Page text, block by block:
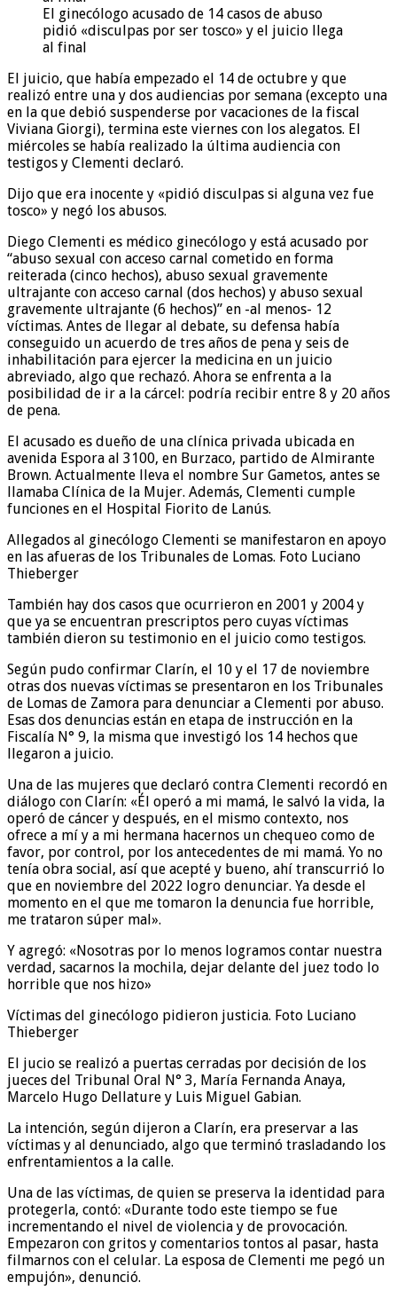
El ginecólogo acusado de 14 casos de abuso
pidió «disculpas por ser tosco» y el juicio llega
al final
El juicio, que había empezado el 14 de octubre y que
realizó entre una y dos audiencias por semana (excepto una
en la que debió suspenderse por vacaciones de la fiscal
Viviana Giorgi), termina este viernes con los alegatos. El
miércoles se había realizado la última audiencia con
testigos y Clementi declaró.
Dijo que era inocente y «pidió disculpas si alguna vez fue
tosco» y negó los abusos.
Diego Clementi es médico ginecólogo y está acusado por
“abuso sexual con acceso carnal cometido en forma
reiterada (cinco hechos), abuso sexual gravemente
ultrajante con acceso carnal (dos hechos) y abuso sexual
gravemente ultrajante (6 hechos)” en -al menos- 12
víctimas. Antes de llegar al debate, su defensa había
conseguido un acuerdo de tres años de pena y seis de
inhabilitación para ejercer la medicina en un juicio
abreviado, algo que rechazó. Ahora se enfrenta a la
posibilidad de ir a la cárcel: podría recibir entre 8 y 20 años
de pena.
El acusado es dueño de una clínica privada ubicada en
avenida Espora al 3100, en Burzaco, partido de Almirante
Brown. Actualmente lleva el nombre Sur Gametos, antes se
llamaba Clínica de la Mujer. Además, Clementi cumple
funciones en el Hospital Fiorito de Lanús.
Allegados al ginecólogo Clementi se manifestaron en apoyo
en las afueras de los Tribunales de Lomas. Foto Luciano
Thieberger
También hay dos casos que ocurrieron en 2001 y 2004 y
que ya se encuentran prescriptos pero cuyas víctimas
también dieron su testimonio en el juicio como testigos.
Según pudo confirmar Clarín, el 10 y el 17 de noviembre
otras dos nuevas víctimas se presentaron en los Tribunales
de Lomas de Zamora para denunciar a Clementi por abuso.
Esas dos denuncias están en etapa de instrucción en la
Fiscalía N° 9, la misma que investigó los 14 hechos que
llegaron a juicio.
Una de las mujeres que declaró contra Clementi recordó en
diálogo con Clarín: «Él operó a mi mamá, le salvó la vida, la
operó de cáncer y después, en el mismo contexto, nos
ofrece a mí y a mi hermana hacernos un chequeo como de
favor, por control, por los antecedentes de mi mamá. Yo no
tenía obra social, así que acepté y bueno, ahí transcurrió lo
que en noviembre del 2022 logro denunciar. Ya desde el
momento en el que me tomaron la denuncia fue horrible,
me trataron súper mal».
Y agregó: «Nosotras por lo menos logramos contar nuestra
verdad, sacarnos la mochila, dejar delante del juez todo lo
horrible que nos hizo»
Víctimas del ginecólogo pidieron justicia. Foto Luciano
Thieberger
El jucio se realizó a puertas cerradas por decisión de los
jueces del Tribunal Oral N° 3, María Fernanda Anaya,
Marcelo Hugo Dellature y Luis Miguel Gabian.
La intención, según dijeron a Clarín, era preservar a las
víctimas y al denunciado, algo que terminó trasladando los
enfrentamientos a la calle.
Una de las víctimas, de quien se preserva la identidad para
protegerla, contó: «Durante todo este tiempo se fue
incrementando el nivel de violencia y de provocación.
Empezaron con gritos y comentarios tontos al pasar, hasta
filmarnos con el celular. La esposa de Clementi me pegó un
empujón», denunció.